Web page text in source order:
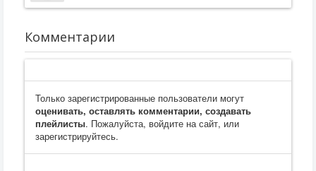
Комментарии
Только зарегистрированные пользователи могут
оценивать, оставлять комментарии, создавать
плейлисты. Пожалуйста, войдите на сайт, или
зарегистрируйтесь.